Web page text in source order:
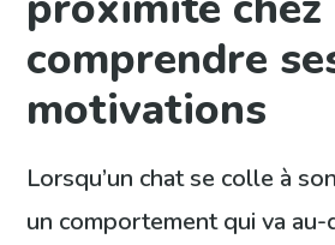
comprendre
motivations
Lorsqu’un chat se colle à
un comportement qui va